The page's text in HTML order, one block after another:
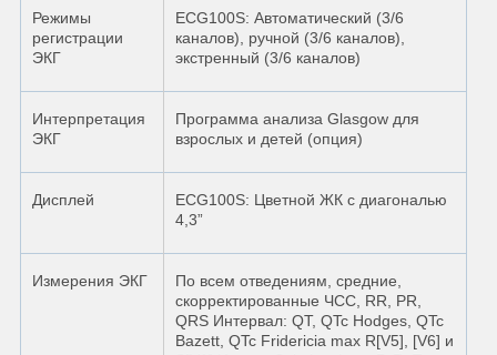
Режимы
регистрации
ЭКГ
ECG100S: Автоматический (3/6
каналов), ручной (3/6 каналов),
экстренный (3/6 каналов)
Интерпретация
ЭКГ
Программа анализа Glasgow для
взрослых и детей (опция)
Дисплей
ECG100S: Цветной ЖК с диагональю
4,3”
Измерения ЭКГ
По всем отведениям, средние,
скорректированные ЧСС, RR, PR,
QRS Интервал: QT, QTc Hodges, QTc
Bazett, QTc Fridericia max R[V5], [V6] и